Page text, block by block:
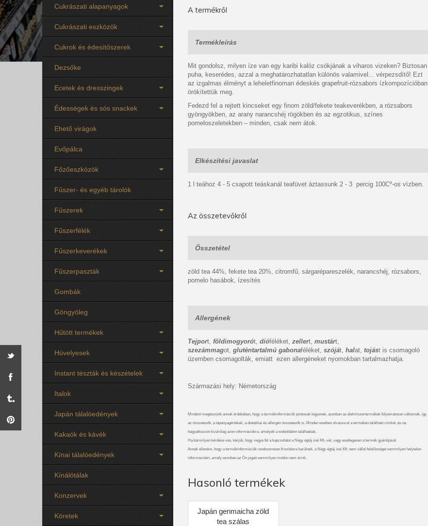
Cukrászati alapanyagok
Cukrászati eszközök
Cukrok és édesítőszerek
Dezsőke
Ecetek és dresszingek
Édességek és sós snackek
Ehető virágok
Evőpálca
Főzőeszközök
Fűszer- és egyéb tárolók
Fűszerek
Fűszerfélék
Fűszerkeverékek
Fűszerpaszták
Gombák
Göngyöleg
Hűtött termékek
Hüvelyesek
Instant tészták és készételek
Italok
Japán tálalóedények
Kakaók és kávék
Kínai tálalóedények
Kínálótálak
Konzervek
Köretek
A termékről
Termékleírás
Mit gondolsz, milyen íze van egy karibi kalóz csókjának a viharos vizeken? Biztosan
puha, keserédes, azzal a meghatározhatatlan különös valamivel... vérpezsdítő! Ezt
az izgalmas élményt a leheletfinoman édeskés grapefruit-rózsabors ízkompozícióban
örökítettük meg.
Fedezd fel a rejtett kincseket egy finom zöld/fekete teakeverékben, a rózsabors
gyöngyökben, az arany narancshéj rögökben és az egzotikus, színes
pomeloszeletekben – minden, csak nem átok.
Elkészítési javaslat
1 l teához 4 - 5 csapott teáskanál teafüvet áztassunk 2 - 3 percig 100Cº-os vízben.
Az összetevőkről
Összetétel
zöld tea 44%, fekete tea 20%, citromfű, sárgarépareszelék, narancshéj, rózsabors,
pomelo hasábok, ízesítés
Allergének
Tejport, földimogyorót, dióféléket, zellert, mustárt,
szezámmagot, gluténtartalmú gabonaféléket, szóját, halat, tojást is csomagoló
üzemben csomagolták, emiatt ezen allergéneket nyomokban tartalmazhatja.
Származási hely: Németország
Mindent megteszünk annak érdekében, hogy a termékinformációk pontosak legyenek, azonban az élelmiszertermékek folyamatosan változnak, így
az összetevők, a tápanyagértékek, a dietetikai és allergén összetevők is. Minden esetben olvassa el a terméken található címkét, és ne
hagyatkozzon kizárólag azon információkra, amelyek a weboldalon találhatóak.
Ha bármilyen kérdése van, kérjük, hogy vegye fel a kapcsolatot a Négy égtáj ízei Kft.-vel, vagy esetlegesen a termék gyártójával.
Annak ellenére, hogy a termékinformációk rendszeresen frissítésre kerülnek, a Négy égtáj ízei Kft. nem vállal felelősséget semmilyen helytelen
információért, amely azonban az Ön jogait semmilyen módon nem érinti.
Hasonló termékek
Japán genmaicha zöld
tea szálas